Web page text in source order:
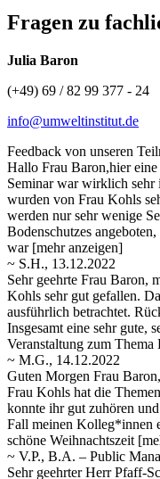
Fragen zu
Julia Baron
(+49) 69 / 82 99 377 - 24
info@umweltinstitut.de
Feedback von unseren
Hallo Frau Baron,hier
Seminar war wirklich sehr
wurden von Frau Kohls
werden nur sehr wenige
Bodenschutzes
war [mehr anzeigen]
~ S.H., 13.12.2022
Sehr geehrte Frau Baron,
Kohls sehr gut gefallen.
ausführlich betrachtet.
Insgesamt eine sehr gute,
Veranstaltung zum Thema
~ M.G., 14.12.2022
Guten Morgen Frau
Frau Kohls hat die
konnte ihr gut zuhören
Fall meinen Kolleg*innen
schöne Weihnachtszeit
~ V.P., B.A. – Public
Sehr geehrter Herr Pfaff-